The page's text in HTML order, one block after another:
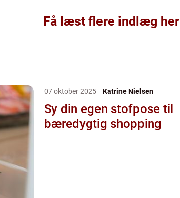
Få læst flere indlæg her
07 oktober 2025 Katrine Nielsen
Sy din egen stofpose til
bæredygtig shopping